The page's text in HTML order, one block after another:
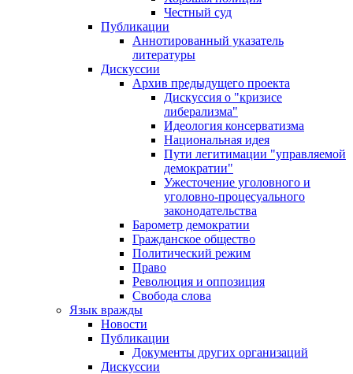
Честный суд
Публикации
Аннотированный указатель
литературы
Дискуссии
Архив предыдущего проекта
Дискуссия о "кризисе
либерализма"
Идеология консерватизма
Национальная идея
Пути легитимации "управляемой
демократии"
Ужесточение уголовного и
уголовно-процесуального
законодательства
Барометр демократии
Гражданское общество
Политический режим
Право
Революция и оппозиция
Свобода слова
Язык вражды
Новости
Публикации
Документы других организаций
Дискуссии